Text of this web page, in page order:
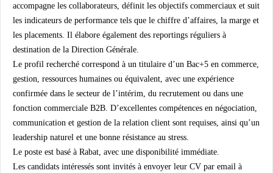
accompagne les collaborateurs, définit les objectifs commerciaux et suit
les indicateurs de performance tels que le chiffre d’affaires, la marge et
les placements. Il élabore également des reportings réguliers à
destination de la Direction Générale.
Le profil recherché correspond à un titulaire d’un Bac+5 en commerce,
gestion, ressources humaines ou équivalent, avec une expérience
confirmée dans le secteur de l’intérim, du recrutement ou dans une
fonction commerciale B2B. D’excellentes compétences en négociation,
communication et gestion de la relation client sont requises, ainsi qu’un
leadership naturel et une bonne résistance au stress.
Le poste est basé à Rabat, avec une disponibilité immédiate.
Les candidats intéressés sont invités à envoyer leur CV par email à